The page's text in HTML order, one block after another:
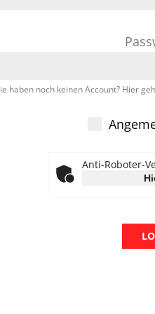
haben noch keinen Account? Hier
Anti-Roboter-